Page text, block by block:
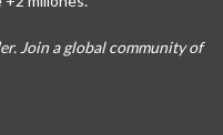
Join a global community of